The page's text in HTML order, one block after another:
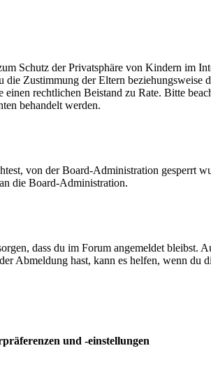
Schutz der Privatsphäre von Kindern im
Zustimmung der Eltern beziehungsweise
rechtlichen Beistand zu Rate. Bitte
behandelt werden.
von der Board-Administration gesperrt
die Board-Administration.
dass du im Forum angemeldet bleibst.
Abmeldung hast, kann es helfen, wenn du
und -einstellungen